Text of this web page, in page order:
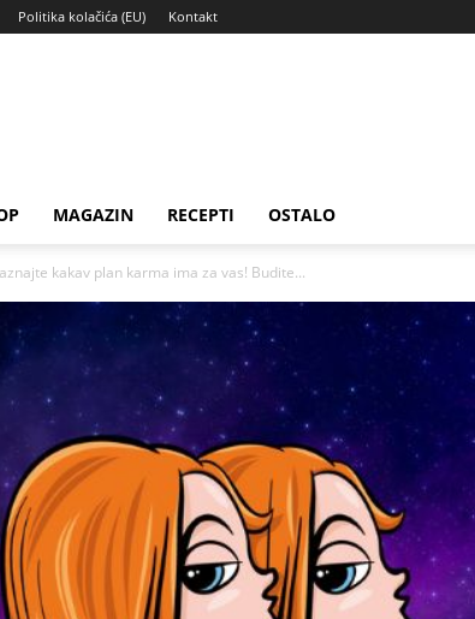
Politika kolačića (EU) Kontakt
MAGAZIN RECEPTI OSTALO
kakav plan karma ima za vas! Budite...